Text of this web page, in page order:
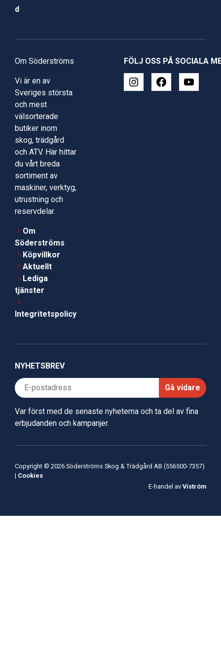
d
Om Söderströms
Vi är en av
Sveriges största
och mest
välsorterade
butiker inom
skog, trädgård
och ATV. Här hittar
du vårt breda
sortiment av
maskiner, verktyg,
utrustning och
reservdelar.
Om
Söderströms
Köpvillkor
Aktuellt
Lediga
tjänster
Integritetspolicy
FÖLJ OSS PÅ SOCIALA
NYHETSBREV
Gå vidare
Var först med de senaste nyheterna och ta del av fina
erbjudanden och kampanjer.
Copyright © 2026 Söderströms Skog & Trädgård AB (556500-7357)
| Cookies
E-handel av Viström